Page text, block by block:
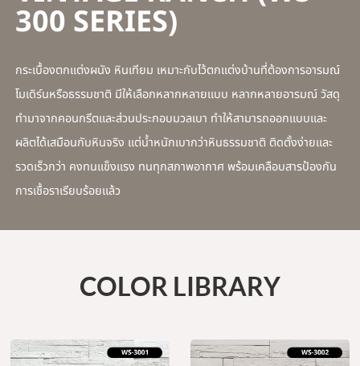
300 SERIES)
กระเบื้องตกแต่งผนัง หินเทียม เหมาะกับไว้ตกแต่งบ้านที่ต้องการอารมณ์
โมเดิร์นหรือธรรมชาติ มีให้เลือกหลากหลายแบบ หลากหลายอารมณ์ วัสดุ
ทำมาจากคอนกรีตและส่วนประกอบมวลเบา ทำให้สามารถออกแบบและ
ผลิตได้เสมือนกับหินจริง แต่น้ำหนักเบากว่าหินธรรมชาติ ติดตั้งง่ายและ
รวดเร็วกว่า คงทนแข็งแรง ทนทุกสภาพอากาศ พร้อมเคลือบสารป้องกัน
การเชื้อราเรียบร้อยแล้ว
COLOR LIBRARY